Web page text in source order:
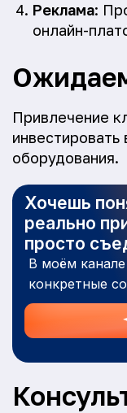
Реклама:
онлайн-
Привлечение
инвестировать
оборудования.
Хочешь
реально
просто
В моём
конкретные